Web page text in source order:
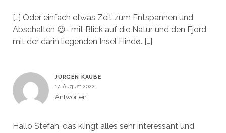
[…] Oder einfach etwas Zeit zum Entspannen und
Abschalten 😉- mit Blick auf die Natur und den Fjord
mit der darin liegenden Insel Hindø. […]
JÜRGEN KAUBE
17. August 2022
Antworten
Hallo Stefan, das klingt alles sehr interessant und